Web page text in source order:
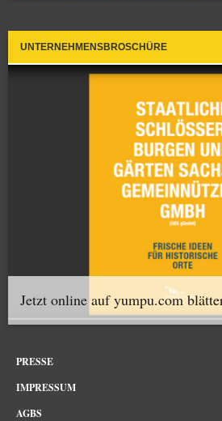
UNTERNEHMENSBROSCHÜRE
Jetzt online auf yumpu.com
PRESSE
IMPRESSUM
AGBS